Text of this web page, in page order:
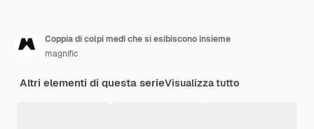
Coppia di colpi medi che si esibiscono insieme
magnific
Altri elementi di questa serieVisualizza tutto